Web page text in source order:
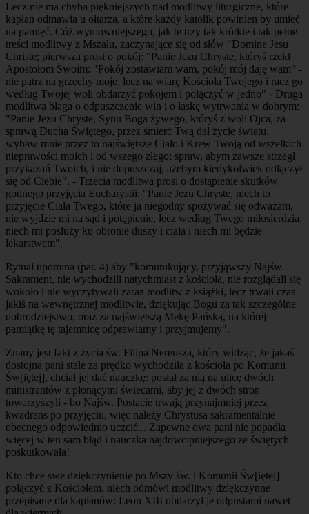
Lecz nie ma chyba piękniejszych nad modlitwy liturgiczne, które
kapłan odmawia u ołtarza, a które każdy katolik powinien by umieć
na pamięć. Cóż wymowniejszego, jak te trzy tak krótkie i tak pełne
treści modlitwy z Mszału, zaczynające się od słów "Domine Jesu
Christe; pierwsza prosi o pokój: "Panie Jezu Chryste, któryś rzekł
Apostołom Swoim: "Pokój zostawiam wam, pokój mój daję wam" -
nie patrz na grzechy moje, lecz na wiarę Kościoła Twojego i racz go
według Twojej woli obdarzyć pokojem i połączyć w jedno" - Druga
modlitwa błaga o odpuszczenie win i o łaskę wytrwania w dobrym:
"Panie Jezu Chryste, Synu Boga żywego, któryś z woli Ojca, za
sprawą Ducha Świętego, przez śmierć Twą dał życie światu,
wybaw mnie przez to najświętsze Ciało i Krew Twoją od wszelkich
nieprawości moich i od wszego złego; spraw, abym zawsze strzegł
przykazań Twoich, i nie dopuszczaj, ażebym kiedykolwiek odłączył
się od Ciebie". - Trzecia modlitwa prosi o dostąpienie skutków
godnego przyjęcia Eucharystii: "Panie Jezu Chryste, niech to
przyjęcie Ciała Twego, które ja niegodny spożywać się odważam,
nie wyjdzie mi na sąd i potępienie, lecz według Twego miłosierdzia,
niech mi posłuży ku obronie duszy i ciała i niech mi będzie
lekarstwem".
Rytuał upomina (par. 4) aby "komunikujący, przyjąwszy Najśw.
Sakrament, nie wychodzili natychmiast z kościoła, nie rozglądali się
wokoło i nie wyczytywali zaraz modlitw z książki, lecz trwali czas
jakiś na wewnętrznej modlitwie, dziękując Bogu za tak szczególne
dobrodziejstwo, oraz za najświętszą Mękę Pańską, na której
pamiątkę tę tajemnicę odprawiamy i przyjmujemy".
Znany jest fakt z życia św. Filipa Nereusza, który widząc, że jakaś
dostojna pani stale za prędko wychodziła z kościoła po Komunii
Św[iętej], chciał jej dać nauczkę: posłał za nią na ulicę dwóch
ministrantów z płonącymi świecami, aby jej z dwóch stron
towarzyszyli - bo Najśw. Postacie trwają przynajmniej przez
kwadrans po przyjęciu, więc należy Chrystusa sakramentalnie
obecnego odpowiednio uczcić... Zapewne owa pani nie popadła
więcej w ten sam błąd i nauczka najdowcipniejszego ze świętych
poskutkowała!
Kto chce swe dziękczynienie po Mszy św. i Komunii Św[iętej]
połączyć z Kościołem, niech odmówi modlitwy dziękczynne
przepisane dla kapłanów: Leon XIII obdarzył je odpustami nawet